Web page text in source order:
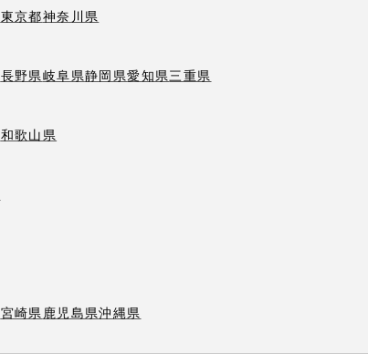
東京都神奈川県
長野県岐阜県静岡県愛知県三重県
和歌山県
宮崎県鹿児島県沖縄県